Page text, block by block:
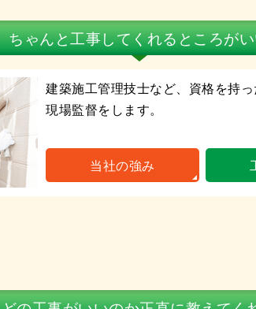
ちゃんと工事してくれるところが
建築施工管理技士など、資格を持
現場監督をします。
当社の強み